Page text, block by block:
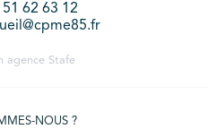
51 62 63 12
agence Stafe
NOUS ?